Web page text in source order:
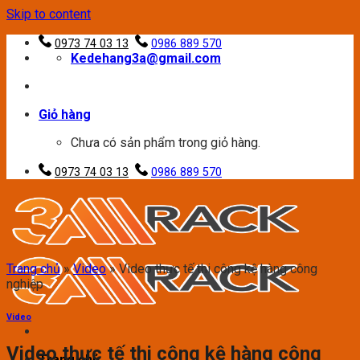
Skip to content
0973 74 03 13 0986 889 570
Kedehang3a@gmail.com
Giỏ hàng
Chưa có sản phẩm trong giỏ hàng.
0973 74 03 13 0986 889 570
Trang chủ»Video»Video thực tế thi công kệ hàng công
nghiệp
Video
Video thực tế thi công kệ hàng công